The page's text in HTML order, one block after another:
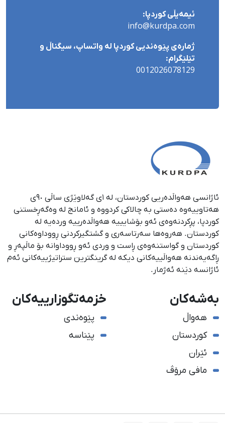
ئیمەیڵی کوردپا:
info@kurdpa.com
ژمارەی پێوەندیی کوردپا لە واتساپ، سیگناڵ و
تێلێگرام:
0012026078129
ئاژانسی هەواڵدەریی کوردستان، لە ١ی گەلاوێژی ساڵی ٩٠ی
هەتاوییەوە دەستی بە چالاکی کردووە و ئامانج لە وەگەڕخستنی
كوردپا، پڕكردنەوەی ئەو بۆشایییە هەواڵدەرییە وردەیە لە
كوردستان. هەروەها سەرتاسەری و گشتگیركردنی ڕووداوەكانی
كوردستان و گواستنەوەی ڕاست و وردی ئەو ڕووداوانە بۆ ماڵپەڕ و
ڕاگەیەندنە هەواڵییەكانی دیكە لە گرینگترین ستراتیژییەكانی ئەم
ئاژانسە دێنە ئەژمار.
بەشەکان
هەواڵ
کوردستان
ئێران
مافی مرۆڤ
خزمەتگوزارییەکان
پێوەندی
پێناسە